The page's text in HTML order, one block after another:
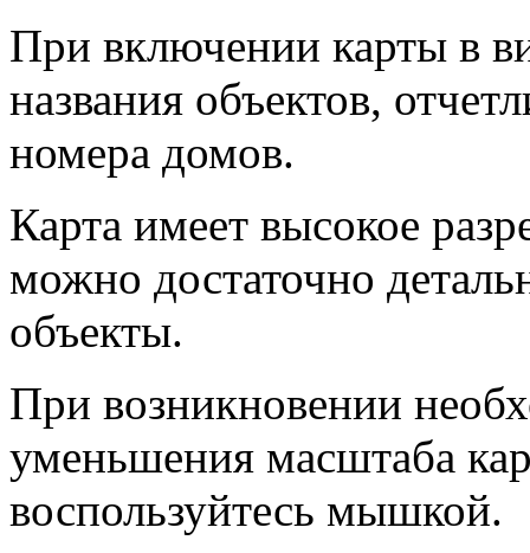
При включении карты в
названия объектов,
номера домов.
Карта имеет высокое
можно достаточно
объекты.
При возникновении
уменьшения масштаба
воспользуйтесь мышкой.